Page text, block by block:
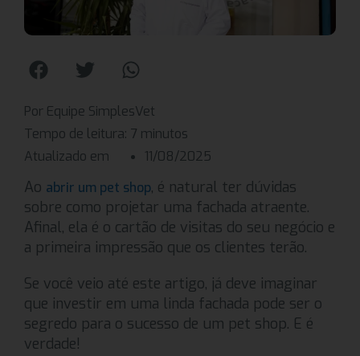
Por Equipe SimplesVet
Tempo de leitura: 7 minutos
Atualizado em
11/08/2025
Ao abrir um pet shop, é natural ter dúvidas
sobre como projetar uma fachada atraente.
Afinal, ela é o cartão de visitas do seu negócio e
a primeira impressão que os clientes terão.
Se você veio até este artigo, já deve imaginar
que investir em uma linda fachada pode ser o
segredo para o sucesso de um pet shop. E é
verdade!